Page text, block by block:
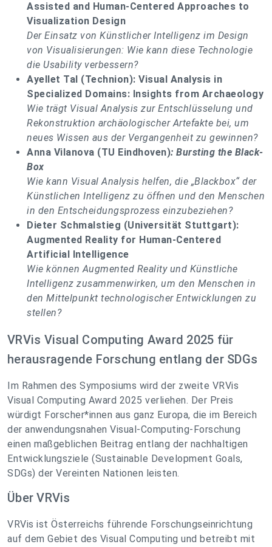
Assisted and Human-Centered Approaches to
Visualization Design
Der Einsatz von Künstlicher Intelligenz im Design
von Visualisierungen: Wie kann diese Technologie
die Usability verbessern?
Ayellet Tal (Technion): Visual Analysis in
Specialized Domains: Insights from Archaeology
Wie trägt Visual Analysis zur Entschlüsselung und
Rekonstruktion archäologischer Artefakte bei, um
neues Wissen aus der Vergangenheit zu gewinnen?
Anna Vilanova (TU Eindhoven): Bursting the Black-
Box
Wie kann Visual Analysis helfen, die „Blackbox“ der
Künstlichen Intelligenz zu öffnen und den Menschen
in den Entscheidungsprozess einzubeziehen?
Dieter Schmalstieg (Universität Stuttgart):
Augmented Reality for Human-Centered
Artificial Intelligence
Wie können Augmented Reality und Künstliche
Intelligenz zusammenwirken, um den Menschen in
den Mittelpunkt technologischer Entwicklungen zu
stellen?
VRVis Visual Computing Award 2025 für
herausragende Forschung entlang der SDGs
Im Rahmen des Symposiums wird der zweite VRVis
Visual Computing Award 2025 verliehen. Der Preis
würdigt Forscher*innen aus ganz Europa, die im Bereich
der anwendungsnahen Visual-Computing-Forschung
einen maßgeblichen Beitrag entlang der nachhaltigen
Entwicklungsziele (Sustainable Development Goals,
SDGs) der Vereinten Nationen leisten.
Über VRVis
VRVis ist Österreichs führende Forschungseinrichtung
auf dem Gebiet des Visual Computing und betreibt mit